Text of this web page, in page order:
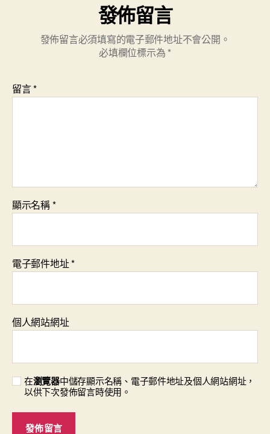
發佈留言
發佈留言必須填寫的電子郵件地址不會公開。
必填欄位標示為 *
留言*
顯示名稱*
電子郵件地址*
個人網站網址
在瀏覽器中儲存顯示名稱、電子郵件地址及個人網站網址，
以供下次發佈留言時使用。